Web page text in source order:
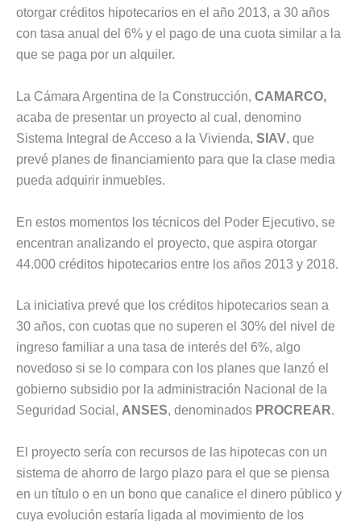
otorgar créditos hipotecarios en el año 2013, a 30 años
con tasa anual del 6% y el pago de una cuota similar a la
que se paga por un alquiler.
La Cámara Argentina de la Construcción, CAMARCO,
acaba de presentar un proyecto al cual, denomino
Sistema Integral de Acceso a la Vivienda, SIAV, que
prevé planes de financiamiento para que la clase media
pueda adquirir inmuebles.
En estos momentos los técnicos del Poder Ejecutivo, se
encentran analizando el proyecto, que aspira otorgar
44.000 créditos hipotecarios entre los años 2013 y 2018.
La iniciativa prevé que los créditos hipotecarios sean a
30 años, con cuotas que no superen el 30% del nivel de
ingreso familiar a una tasa de interés del 6%, algo
novedoso si se lo compara con los planes que lanzó el
gobierno subsidio por la administración Nacional de la
Seguridad Social, ANSES, denominados PROCREAR.
El proyecto sería con recursos de las hipotecas con un
sistema de ahorro de largo plazo para el que se piensa
en un título o en un bono que canalice el dinero público y
cuya evolución estaría ligada al movimiento de los